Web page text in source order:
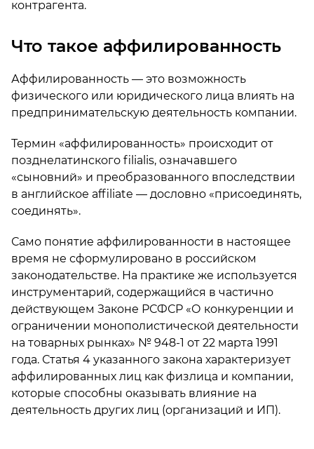
контрагента.
Что такое аффилированность
Аффилированность — это возможность
физического или юридического лица влиять на
предпринимательскую деятельность компании.
Термин «аффилированность» происходит от
позднелатинского filialis, означавшего
«сыновний» и преобразованного впоследствии
в английское affiliate — дословно «присоединять,
соединять».
Само понятие аффилированности в настоящее
время не сформулировано в российском
законодательстве. На практике же используется
инструментарий, содержащийся в частично
действующем Законе РСФСР «О конкуренции и
ограничении монополистической деятельности
на товарных рынках» № 948-1 от 22 марта 1991
года. Статья 4 указанного закона характеризует
аффилированных лиц как физлица и компании,
которые способны оказывать влияние на
деятельность других лиц (организаций и ИП).